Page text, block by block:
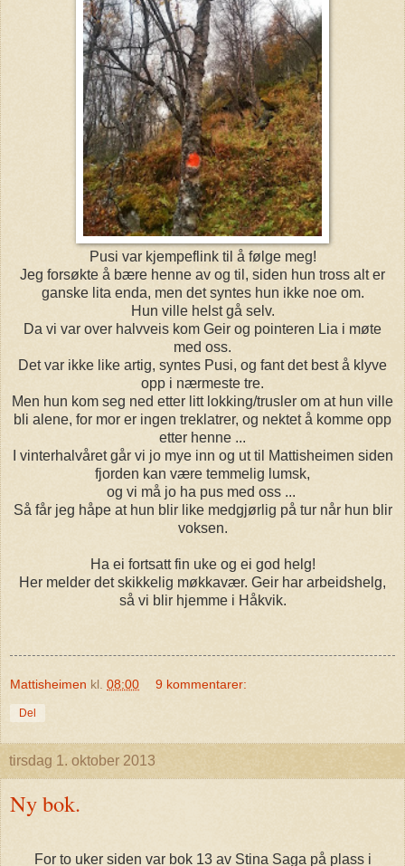
Pusi var kjempeflink til å følge meg!
Jeg forsøkte å bære henne av og til, siden hun tross alt er
ganske lita enda, men det syntes hun ikke noe om.
Hun ville helst gå selv.
Da vi var over halvveis kom Geir og pointeren Lia i møte
med oss.
Det var ikke like artig, syntes Pusi, og fant det best å klyve
opp i nærmeste tre.
Men hun kom seg ned etter litt lokking/trusler om at hun ville
bli alene, for mor er ingen treklatrer, og nektet å komme opp
etter henne ...
I vinterhalvåret går vi jo mye inn og ut til Mattisheimen siden
fjorden kan være temmelig lumsk,
og vi må jo ha pus med oss ...
Så får jeg håpe at hun blir like medgjørlig på tur når hun blir
voksen.
Ha ei fortsatt fin uke og ei god helg!
Her melder det skikkelig møkkavær. Geir har arbeidshelg,
så vi blir hjemme i Håkvik.
Mattisheimen kl. 08:00 9 kommentarer:
Del
tirsdag 1. oktober 2013
Ny bok.
For to uker siden var bok 13 av Stina Saga på plass i